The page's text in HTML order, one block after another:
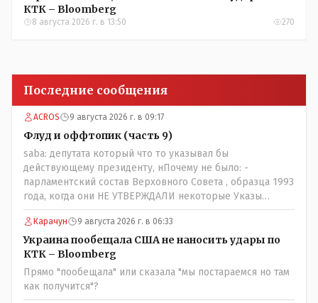
КТК – Bloomberg
8 августа 2026 г. в 13:50 270
Последние сообщения
ACROS 9 августа 2026 г. в 09:17
Флуд и оффтопик (часть 9)
saba: депутата который что то указывал бы
действующему президенту, нПочему не было: -
парламентский состав Верховного Совета , образца 1993
года, когда они НЕ УТВЕРЖДАЛИ некоторые Указы
Назарбаева, особенно в части выборов и перевыборов и
некоторых вопросах внутренней политики, и тогда
Назарбай волевым Указом РАСПУСТИЛ этот бунтарский
состав. Имя - Серикболсын Абдильдин вам знакомо -
юывший секретарь ЦК КП Казахстана , впоследствии -
депутат Верховного Совета и Мажлиса и Председатель
партии коммунстов- он в то время и после и причём
Карачун 9 августа 2026 г. в 06:33
Украина пообещала США не наносить удары по
КТК – Bloomberg
Прямо "пообещала" или сказала "мы постараемся но там
как получится"?